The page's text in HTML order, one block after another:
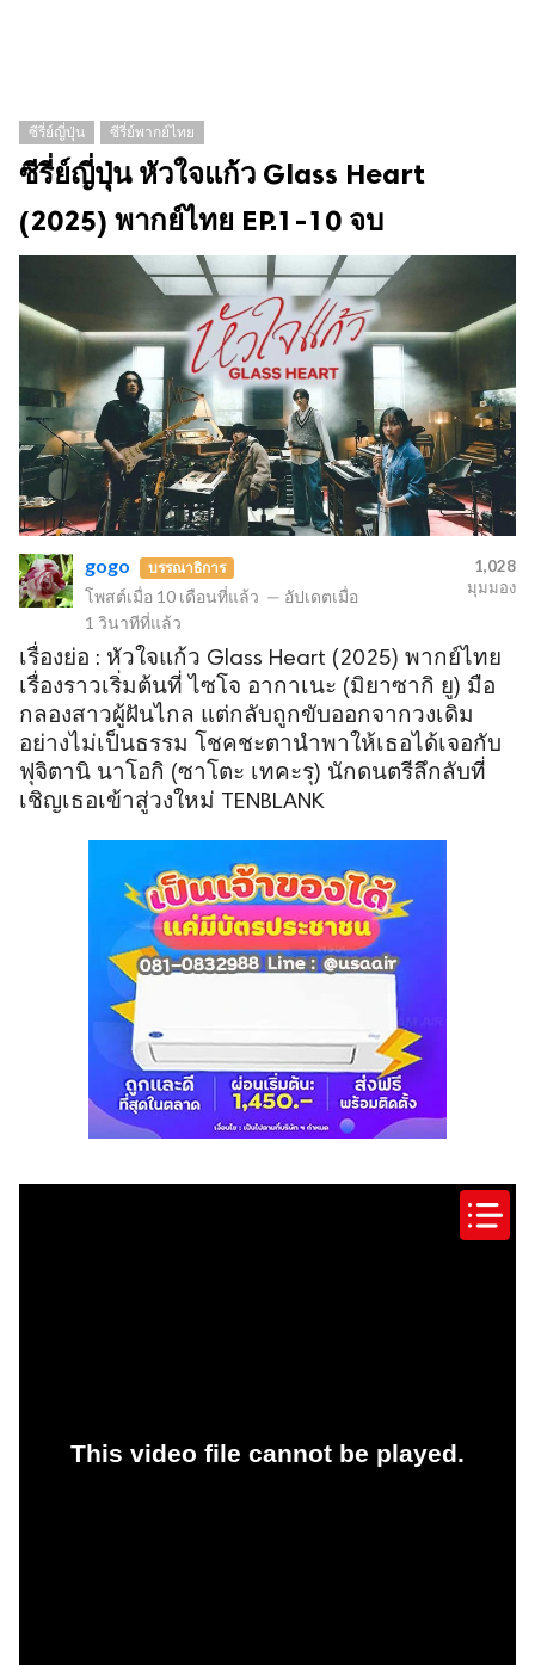
ซีรี่ย์ญี่ปุ่น ซีรี่ย์พากย์ไทย
ซีรี่ย์ญี่ปุ่น หัวใจแก้ว Glass Heart
(2025) พากย์ไทย EP.1-10 จบ
gogo บรรณาธิการ
โพสต์เมื่อ 10 เดือนที่แล้ว — อัปเดตเมื่อ
1 วินาทีที่แล้ว
1,028
มุมมอง
เรื่องย่อ : หัวใจแก้ว Glass Heart (2025) พากย์ไทย
เรื่องราวเริ่มต้นที่ ไซโจ อากาเนะ (มิยาซากิ ยู) มือ
กลองสาวผู้ฝันไกล แต่กลับถูกขับออกจากวงเดิม
อย่างไม่เป็นธรรม โชคชะตานำพาให้เธอได้เจอกับ
ฟุจิตานิ นาโอกิ (ซาโตะ เทคะรุ) นักดนตรีลึกลับที่
เชิญเธอเข้าสู่วงใหม่ TENBLANK